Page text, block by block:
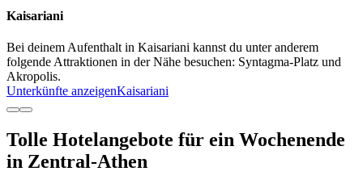
Kaisariani
Bei deinem Aufenthalt in Kaisariani kannst du unter anderem
folgende Attraktionen in der Nähe besuchen: Syntagma-Platz und
Akropolis.
Unterkünfte anzeigenKaisariani
Tolle Hotelangebote für ein Wochenende
in Zentral-Athen